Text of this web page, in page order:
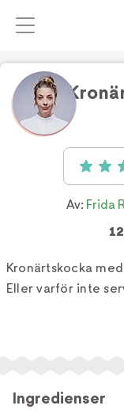
Betyg:
Av: Frida
12
Kronärtskocka
Eller varför inte
Ingredienser